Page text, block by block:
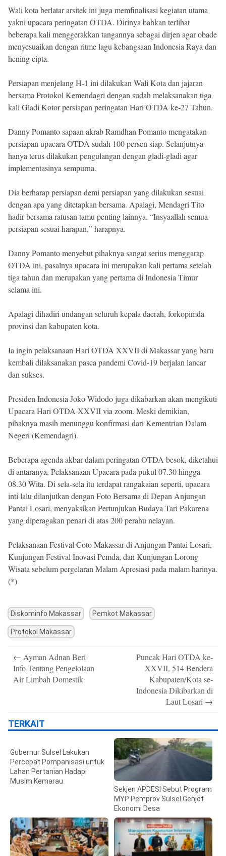
Wali kota berlatar arsitek ini juga memfinalisasi kegiatan utama
yakni upacara peringatan OTDA. Dirinya bahkan terlihat
beberapa kali menggerakkan tangannya sebagai dirjen agar obade
menyesuaikan dengan ritme lagu kebangsaan Indonesia Raya dan
hening cipta.
Persiapan menjelang H-1 ini dilakukan Wali Kota dan jajaran
bersama Protokol Kemendagri dengan sudah melaksanakan tiga
kali Gladi Kotor persiapan peringatan Hari OTDA ke-27 Tahun.
Danny Pomanto sapaan akrab Ramdhan Pomanto mengatakan
persiapan upacara OTDA sudah 100 persen siap. Selanjutnya
hanya terus dilakukan pengulangan dengan gladi-gladi agar
implementasinya sempurna.
Dia berharap persiapan demi persiapan yang dilakukan sesuai
dengan apa yang ditetapkan bersama. Apalagi, Mendagri Tito
hadir bersama ratusan tamu penting lainnya. “Insyaallah semua
persiapan sesuai harapan,” harapnya.
Danny Pomanto menyebut pihaknya sangat serius menggarap
OTDA ini, pasalnya upacara ini merupakan kali pertama setelah
tiga tahun dan merupakan yang pertama di Indonesia Timur
selama ini.
Apalagi dihadiri undangan seluruh kepala daerah, forkopimda
provinsi dan kabupaten kota.
Ia ingin pelaksanaan Hari OTDA XXVII di Makassar yang baru
kembali dilaksanakan pasca pandemi Covid-19 berjalan lancar
dan sukses.
Presiden Indonesia Joko Widodo juga dikabarkan akan mengikuti
Upacara Hari OTDA XXVII via zoom. Meski demikian,
pihaknya masih menunggu konfirmasi dari Kementrian Dalam
Negeri (Kemendagri).
Beberapa agenda akbar dalam peringatan OTDA besok, diketahui
di antaranya, Pelaksanaan Upacara pada pukul 07.30 hingga
08.30 Wita. Di sela-sela itu terdapat rangakaian seperti, upacara
inti lalu dilanjutkan dengan Foto Bersama di Depan Anjungan
Pantai Losari, menyaksikan Pertunjukan Budaya Tari Pakarena
yang diperagakan penari di atas 200 perahu nelayan.
Pelaksanaan Festival Coto Makassar di Anjungan Pantai Losari,
Kunjungan Festival Inovasi Pemda, dan Kunjungan Lorong
Wisata sebelum pergelaran Malam Apresiasi pada malam harinya.
(*)
Diskominfo Makassar Pemkot Makassar
Protokol Makassar
navigation
← Ayman Adnan Beri
Info Tentang Pengelolaan
Air Limbah Domestik
Puncak Hari OTDA ke-
XXVII, 514 Bendera
Kabupaten/Kota se-
Indonesia Dikibarkan di
Laut Losari →
TERKAIT
Gubernur Sulsel Lakukan
Percepat Pompanisasi untuk
Lahan Pertanian Hadapi
Musim Kemarau
Sekjen APDESI Sebut Program
MYP Pemprov Sulsel Genjot
Ekonomi Desa